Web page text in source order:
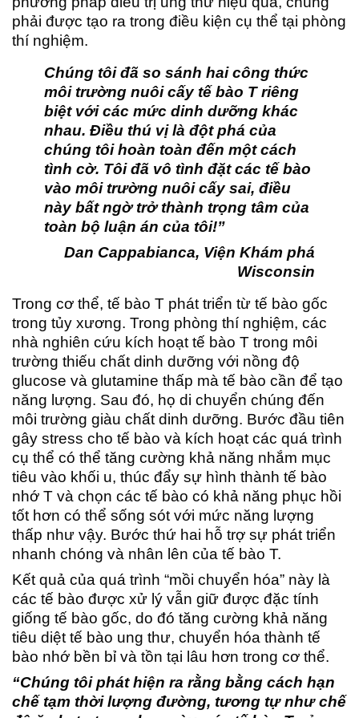
phải được tạo ra trong điều kiện cụ thể tại phòng
thí nghiệm.
Chúng tôi đã so sánh hai công thức
môi trường nuôi cấy tế bào T riêng
biệt với các mức dinh dưỡng khác
nhau. Điều thú vị là đột phá của
chúng tôi hoàn toàn đến một cách
tình cờ. Tôi đã vô tình đặt các tế bào
vào môi trường nuôi cấy sai, điều
này bất ngờ trở thành trọng tâm của
toàn bộ luận án của tôi!”
Dan Cappabianca, Viện Khám phá
Wisconsin
Trong cơ thể, tế bào T phát triển từ tế bào gốc
trong tủy xương. Trong phòng thí nghiệm, các
nhà nghiên cứu kích hoạt tế bào T trong môi
trường thiếu chất dinh dưỡng với nồng độ
glucose và glutamine thấp mà tế bào cần để tạo
năng lượng. Sau đó, họ di chuyển chúng đến
môi trường giàu chất dinh dưỡng. Bước đầu tiên
gây stress cho tế bào và kích hoạt các quá trình
cụ thể có thể tăng cường khả năng nhắm mục
tiêu vào khối u, thúc đẩy sự hình thành tế bào
nhớ T và chọn các tế bào có khả năng phục hồi
tốt hơn có thể sống sót với mức năng lượng
thấp như vậy. Bước thứ hai hỗ trợ sự phát triển
nhanh chóng và nhân lên của tế bào T.
Kết quả của quá trình “mồi chuyển hóa” này là
các tế bào được xử lý vẫn giữ được đặc tính
giống tế bào gốc, do đó tăng cường khả năng
tiêu diệt tế bào ung thư, chuyển hóa thành tế
bào nhớ bền bỉ và tồn tại lâu hơn trong cơ thể.
“Chúng tôi phát hiện ra rằng bằng cách hạn
chế tạm thời lượng đường, tương tự như chế